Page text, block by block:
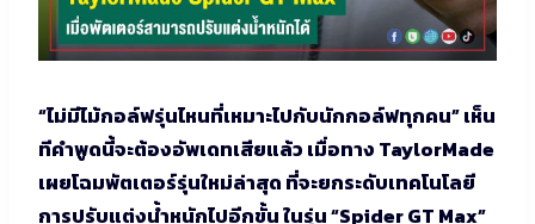
“ไม่มีไม้กอล์ฟรุ่นไหนที่เหมาะไปกับนักกอล์ฟทุกคน” เห็น
ทีคำพูดนี้จะต้องอัพเดทเสียแล้ว เมื่อทาง TaylorMade
เผยโฉมพัตเตอร์รุ่นใหม่ล่าสุด ที่จะยกระดับเทคโนโลยี
การปรับแต่งน้ำหนักไปอีกขั้น ในรุ่น “Spider GT Max”